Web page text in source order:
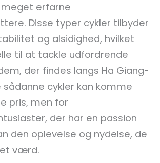
erfarne
Disse typer cykler tilbyder
og alsidighed, hvilket
til at tackle udfordrende
der findes langs Ha Giang-
sådanne cykler kan komme
pris, men for
der har en passion
den oplevelse og nydelse, de
værd.